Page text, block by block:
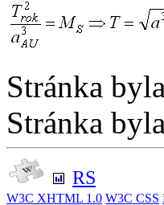
Stránka
Stránka
RS
W3C XHTML 1.0 W3C CSS